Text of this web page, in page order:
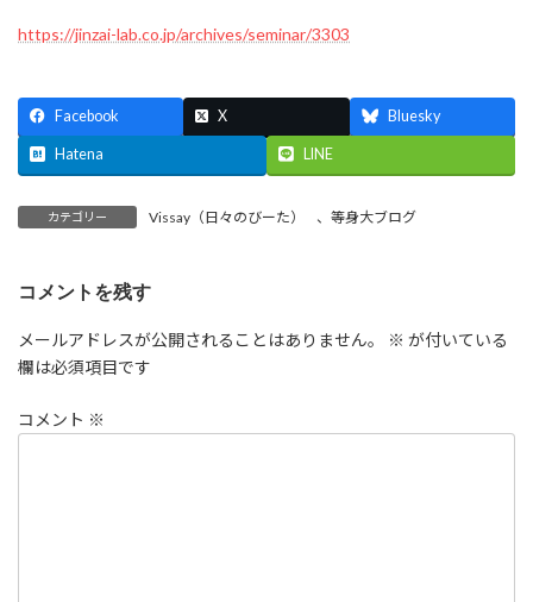
https://jinzai-lab.co.jp/archives/seminar/3303
Facebook X Bluesky
Hatena LINE
カテゴリー Vissay（日々のびーた） 、 等身大ブログ
コメントを残す
メールアドレスが公開されることはありません。 ※ が付いている
欄は必須項目です
コメント ※